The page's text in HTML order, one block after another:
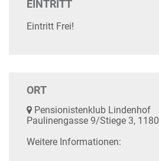
EINTRITT
Eintritt Frei!
ORT
Pensionistenklub Lindenhof
Paulinengasse 9/Stiege 3, 1180
Weitere Informationen: